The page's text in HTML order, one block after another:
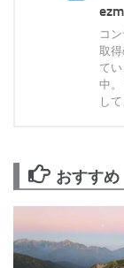
コ
取
て
中
して
おすすめ